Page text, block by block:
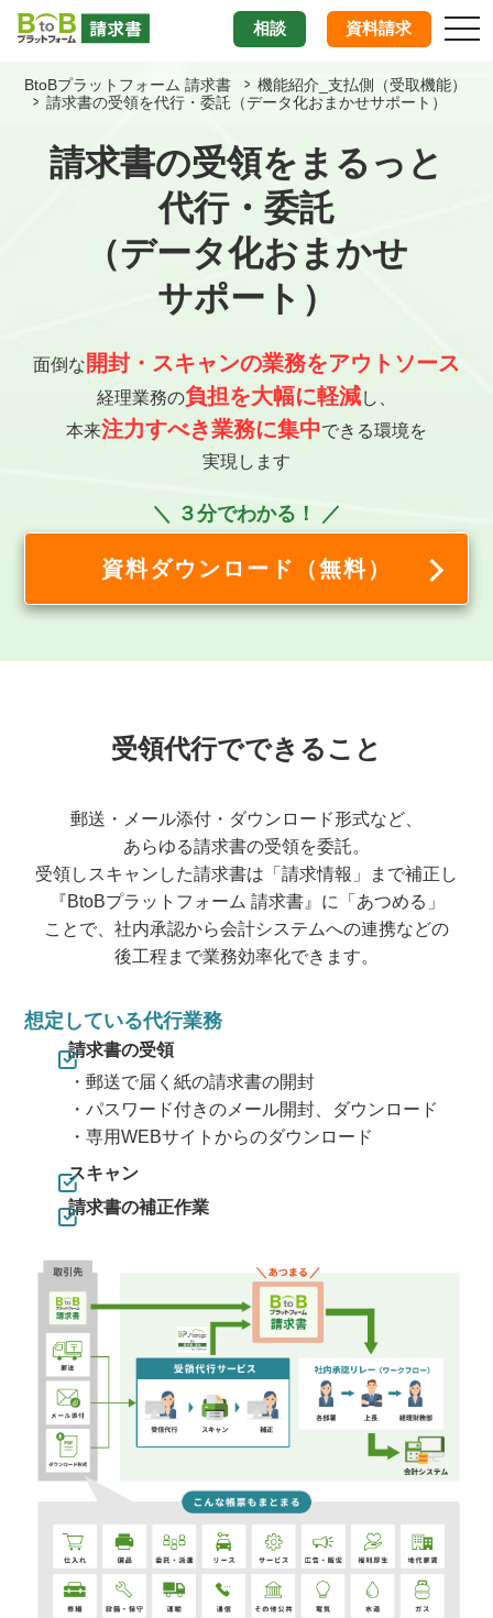
相談 資料請求
BtoBプラットフォーム 請求書
機能紹介_支払側（受取機能）
請求書の受領を代行・委託（データ化おまかせサポート）
請求書の受領を まるっと
代行・委託
（データ化おまかせ
サポート）
面倒な 開封・スキャンの業務をアウトソース
経理業務の負担を大幅に軽減し、
本来注力すべき業務に集中できる環境を
実現します
＼ ３分でわかる！ ／
資料ダウンロード（無料）
受領代行でできること
郵送・メール添付・ダウンロード形式など、
あらゆる請求書の受領を委託。
受領しスキャンした請求書は 「請求情報」まで補正し
『BtoBプラットフォーム 請求書』に 「あつめる」
ことで、 社内承認から会計システムへの連携などの
後工程まで業務効率化できます。
想定している代行業務
請求書の受領
・郵送で届く紙の請求書の開封
・パスワード付きのメール開封、ダウンロード
・専用WEBサイトからのダウンロード
スキャン
請求書の補正作業